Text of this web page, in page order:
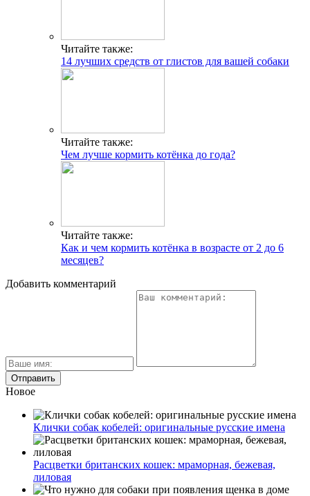
Читайте также:
14 лучших средств от глистов для вашей собаки
Читайте также:
Чем лучше кормить котёнка до года?
Читайте также:
Как и чем кормить котёнка в возрасте от 2 до 6
месяцев?
Добавить комментарий
Новое
Клички собак кобелей: оригинальные русские имена
Расцветки британских кошек: мраморная, бежевая,
лиловая